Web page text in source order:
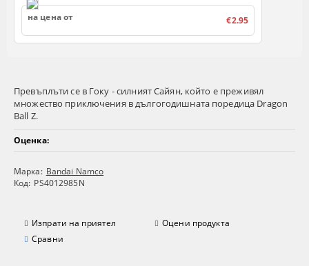
Превъплъти се в Гоку - силният Сайян, който е преживял
множество приключения в дългогодишната поредица Dragon
Ball Z.
Оценка:
Марка: Bandai Namco
Код: PS4012985N
Изпрати на приятел
Оцени продукта
Сравни
на цена от €2.95